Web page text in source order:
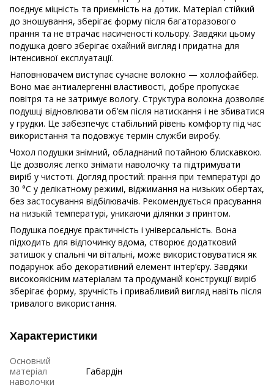
поєднує міцність та приємність на дотик. Матеріал стійкий
до зношування, зберігає форму після багаторазового
прання та не втрачає насиченості кольору. Завдяки цьому
подушка довго зберігає охайний вигляд і придатна для
інтенсивної експлуатації.
Наповнювачем виступає сучасне волокно — холлофайбер.
Воно має антиалергенні властивості, добре пропускає
повітря та не затримує вологу. Структура волокна дозволяє
подушці відновлювати об’єм після натискання і не збиватися
у грудки. Це забезпечує стабільний рівень комфорту під час
використання та подовжує термін служби виробу.
Чохол подушки знімний, обладнаний потайною блискавкою.
Це дозволяє легко знімати наволочку та підтримувати
виріб у чистоті. Догляд простий: прання при температурі до
30 °C у делікатному режимі, віджимання на низьких обертах,
без застосування відбілювачів. Рекомендується прасування
на низькій температурі, уникаючи ділянки з принтом.
Подушка поєднує практичність і універсальність. Вона
підходить для відпочинку вдома, створює додатковий
затишок у спальні чи вітальні, може використовуватися як
подарунок або декоративний елемент інтер’єру. Завдяки
високоякісним матеріалам та продуманій конструкції виріб
зберігає форму, зручність і привабливий вигляд навіть після
тривалого використання.
Характеристики
Основний
матеріал
наволочки
Габардін